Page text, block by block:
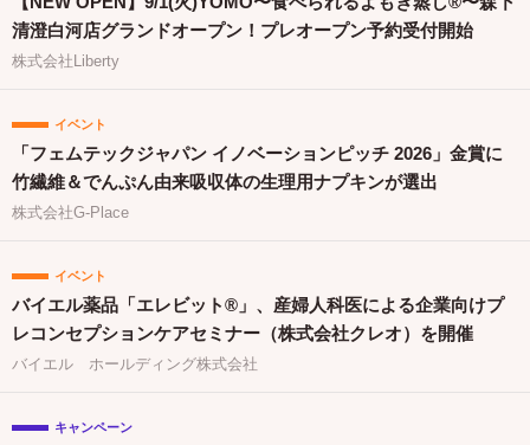
清澄白河店グランドオープン！プレオープン予約受付開始
株式会社Liberty
イベント
「フェムテックジャパン イノベーションピッチ 2026」金賞に
竹繊維＆でんぷん由来吸収体の生理用ナプキンが選出
株式会社G-Place
イベント
バイエル薬品「エレビット®」、産婦人科医による企業向けプ
レコンセプションケアセミナー（株式会社クレオ）を開催
バイエル ホールディング株式会社
キャンペーン